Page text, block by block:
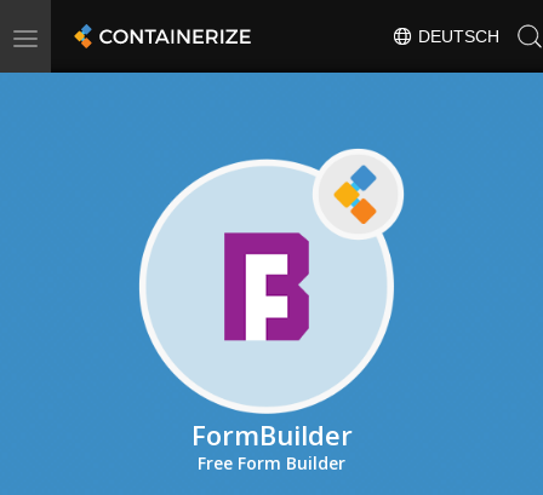
Toggle
DEUTSCH
FormBuilder
Free Form Builder